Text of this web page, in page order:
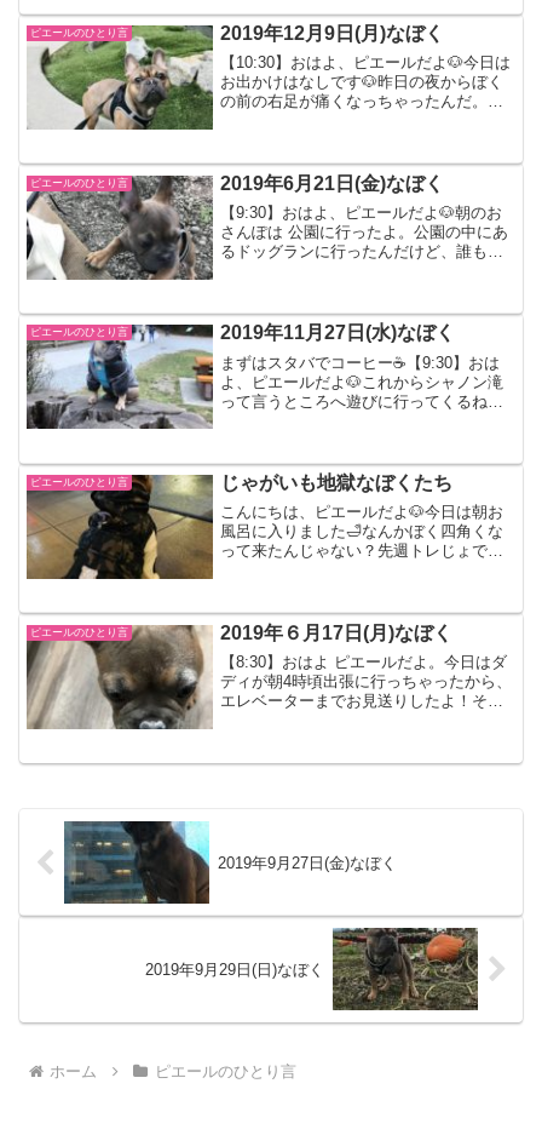
【9:30】ねぇ聞いて...
ピエールのひとり言 2019年12月9日(月)なぼく
【10:30】おはよ、ピエールだよ🐶今日は
お出かけはなしです🐶昨日の夜からぼく
の前の右足が痛くなっちゃったんだ。ビ
も痛いから、しょうがないよね。水ぶく
れみたいになっちゃ...
ピエールのひとり言 2019年6月21日(金)なぼく
【9:30】おはよ、ピエールだよ🐶朝のお
さんぽは 公園に行ったよ。公園の中にあ
るドッグランに行ったんだけど、誰もい
マミーは雪の上を歩...
ピエールのひとり言 2019年11月27日(水)なぼく
まずはスタバでコーヒー☕️【9:30】おは
よ、ピエールだよ🐶これからシャノン滝
って言うところへ遊びに行ってくるね。
Co...
ピエールのひとり言 じゃがいも地獄なぼくたち
こんにちは、ピエールだよ🐶今日は朝お
風呂に入りました🛁なんかぼく四角くな
って来たんじゃない？先週トレじょで買
部茹でたりベイクしたりしてたよ。マミ
ーが雑に作ったポテトサラ...
ピエールのひとり言 2019年６月17日(月)なぼく
【8:30】おはよ ピエールだよ。今日はダ
ディが朝4時頃出張に行っちゃったから、
エレベーターまでお見送りしたよ！その
して遊ぼうかなー！【10:30】ヨーグルト
2019年9月27日(金)なぼく
2019年9月29日(日)なぼく
ホーム ピエールのひとり言